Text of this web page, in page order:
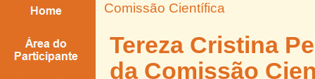
Comissão Científica
Tereza Cristina
da Comissão